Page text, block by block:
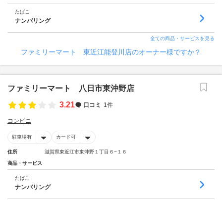
たばこ
ナンバリング
全ての商品・サービスを見る
ファミリーマート 東近江能登川店のオーナー様ですか？
ファミリーマート 八日市東沖野店
3.21
口コミ 1件
コンビニ
駐車場有 カード可
住所 滋賀県東近江市東沖野１丁目６−１６
商品・サービス
たばこ
ナンバリング